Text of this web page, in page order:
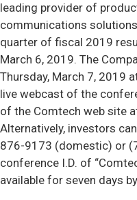
leading provider of
communications
quarter of fiscal 2019
March 6, 2019. The
Thursday, March 7, 2019
live webcast of the
of the Comtech web site
Alternatively, investors
876-9173 (domestic) or
conference I.D. of
available for seven days